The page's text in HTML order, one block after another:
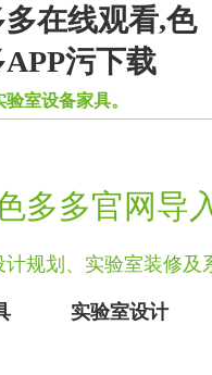
在线观看,色
污下载
备家具。
多多官网导
规划、实验室装修
实验室设计